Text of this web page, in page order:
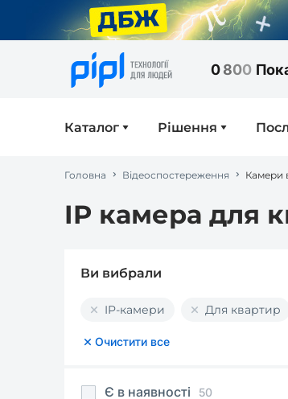
0800
Каталог Рішення
Головна Відеоспостереження Камери
IP камера для
Ви вибрали
IP-камери Для квартир
Очистити все
Є в наявності 50